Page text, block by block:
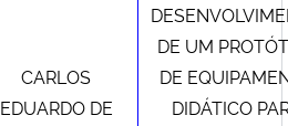
CARLOS
EDUARDO DE
DE UM
DE
DIDÁTICO